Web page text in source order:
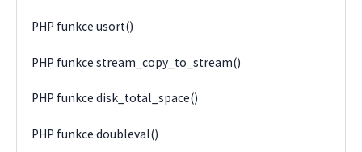
PHP funkce usort()
PHP funkce stream_copy_to_stream()
PHP funkce disk_total_space()
PHP funkce doubleval()